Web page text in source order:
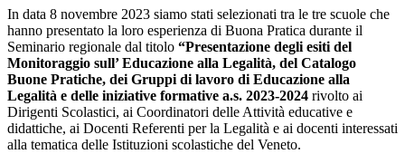
In data 8 novembre 2023 siamo stati selezionati tra le tre scuole che
hanno presentato la loro esperienza di Buona Pratica durante il
Seminario regionale dal titolo “Presentazione degli esiti del
Monitoraggio sull’ Educazione alla Legalità, del Catalogo
Buone Pratiche, dei Gruppi di lavoro di Educazione alla
Legalità e delle iniziative formative a.s. 2023-2024 rivolto ai
Dirigenti Scolastici, ai Coordinatori delle Attività educative e
didattiche, ai Docenti Referenti per la Legalità e ai docenti interessati
alla tematica delle Istituzioni scolastiche del Veneto.